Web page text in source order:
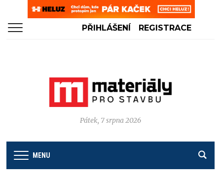
PŘIHLÁŠENÍ REGISTRACE
Pátek, 7 srpna 2026
MENU